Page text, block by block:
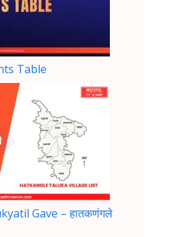
Table
Gave – हातकणंगले